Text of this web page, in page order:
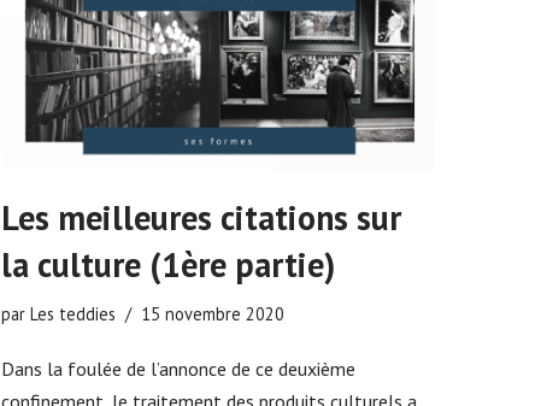
Les meilleures citations sur
la culture (1ère partie)
par Les teddies 15 novembre 2020
Dans la foulée de l’annonce de ce deuxième
confinement, le traitement des produits culturels a